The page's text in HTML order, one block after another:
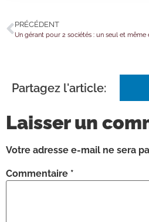
PRÉCÉDENT
Un gérant pour 2 sociétés : un seul et même
Partagez l'article:
Laisser un
Votre adresse e-mail ne sera
Commentaire *